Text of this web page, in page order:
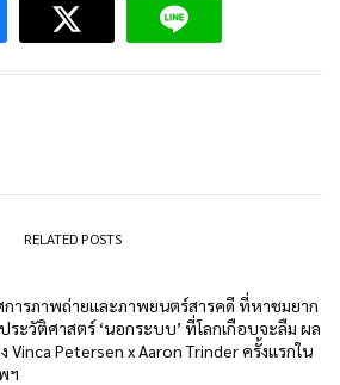
RELATED POSTS
ารภาพถ่ายและภาพยนตร์สารคดี ที่หาชมยาก
ะวัติศาสตร์ ‘นอกระบบ’ ที่โลกเกือบจะลืม ผล
Vinca Petersen x Aaron Trinder ครั้งแรกใน
ฯ